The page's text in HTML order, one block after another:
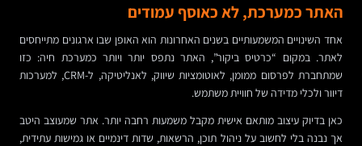
האתר כמערכת, לא כאוסף עמודים
אחד השינויים המשמעותיים בשנים האחרונות הוא האופן שבו ארגונים מתייחסים
לאתר. במקום “כרטיס ביקור”, האתר נתפס יותר ויותר כמערכת חיה: כזו
שמתחברת לפרסום ממומן, לאוטומציות שיווק, לאנליטיקה, ל-CRM, למערכות
דיוור ולכלי מדידה של חוויית משתמש.
כאן בדיוק עיצוב מותאם אישית מקבל משמעות רחבה יותר. אתר שמעוצב היטב
אך נבנה בלי לחשוב על ניהול תוכן, הרשאות, שדות דינמיים או גמישות עתידית,